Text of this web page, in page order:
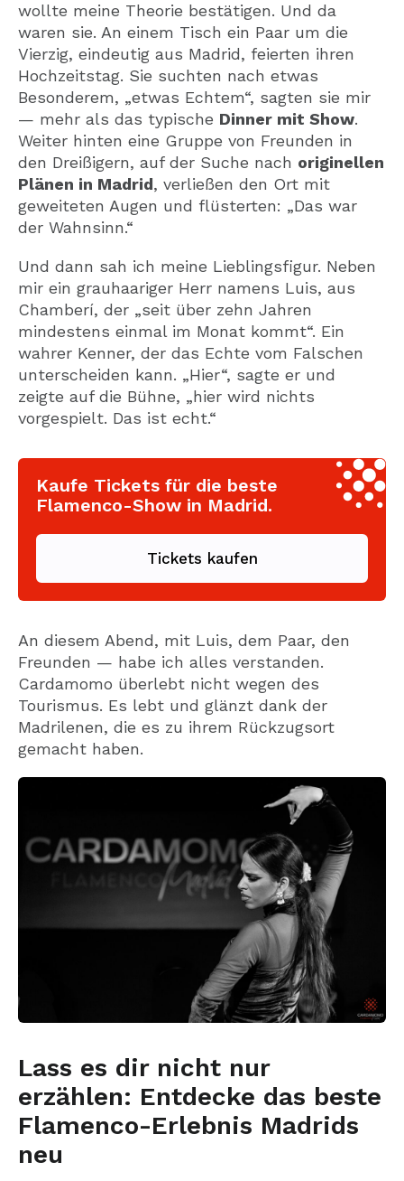
wollte meine Theorie bestätigen. Und da
waren sie. An einem Tisch ein Paar um die
Vierzig, eindeutig aus Madrid, feierten ihren
Hochzeitstag. Sie suchten nach etwas
Besonderem, „etwas Echtem“, sagten sie mir
— mehr als das typische Dinner mit Show.
Weiter hinten eine Gruppe von Freunden in
den Dreißigern, auf der Suche nach originellen
Plänen in Madrid, verließen den Ort mit
geweiteten Augen und flüsterten: „Das war
der Wahnsinn.“
Und dann sah ich meine Lieblingsfigur. Neben
mir ein grauhaariger Herr namens Luis, aus
Chamberí, der „seit über zehn Jahren
mindestens einmal im Monat kommt“. Ein
wahrer Kenner, der das Echte vom Falschen
unterscheiden kann. „Hier“, sagte er und
zeigte auf die Bühne, „hier wird nichts
vorgespielt. Das ist echt.“
Kaufe Tickets für die beste
Flamenco-Show in Madrid.
Tickets kaufen
An diesem Abend, mit Luis, dem Paar, den
Freunden — habe ich alles verstanden.
Cardamomo überlebt nicht wegen des
Tourismus. Es lebt und glänzt dank der
Madrilenen, die es zu ihrem Rückzugsort
gemacht haben.
Lass es dir nicht nur
erzählen: Entdecke das beste
Flamenco-Erlebnis Madrids
neu